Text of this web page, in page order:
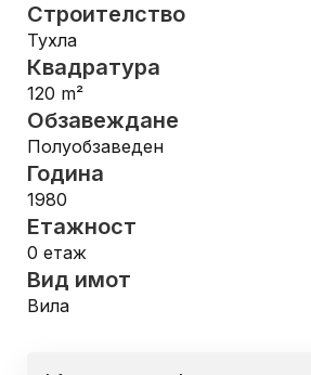
Строителство
Тухла
Квадратура
120 m²
Обзавеждане
Полуобзаведен
Година
1980
Етажност
0 етаж
Вид имот
Вила